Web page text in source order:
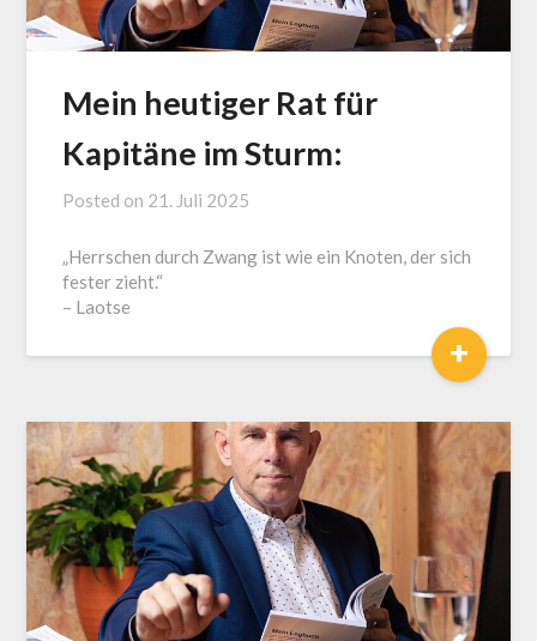
Mein heutiger Rat für
Kapitäne im Sturm:
Posted on 21. Juli 2025
LOGA,
„Herrschen durch Zwang ist wie ein Knoten, der sich
fester zieht.“
– Laotse
+